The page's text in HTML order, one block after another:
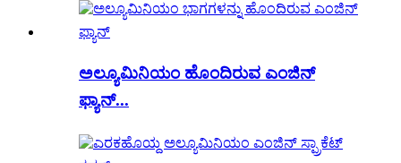
ಅಲ್ಯೂಮಿನಿಯಂ ಹೊಂದಿರುವ ಎಂಜಿನ್
ಫ್ಯಾನ್...